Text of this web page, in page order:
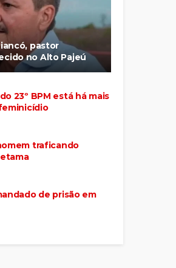
pastor
no Alto Pajeú
23º BPM está há mais
traficando
de prisão em